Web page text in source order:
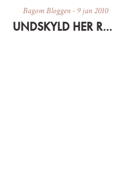
Bagom Bloggen- 9 jan 2010
UNDSKYLD HER RODER…